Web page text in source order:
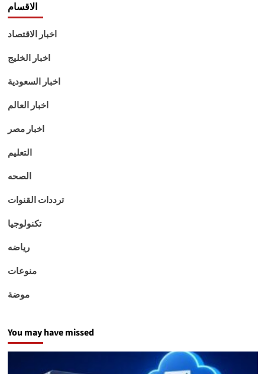
الاقسام
اخبار الاقتصاد
اخبار الخليج
اخبار السعودية
اخبار العالم
اخبار مصر
التعليم
الصحه
ترددات القنوات
تكنولوجيا
رياضه
منوعات
موضة
You may have missed